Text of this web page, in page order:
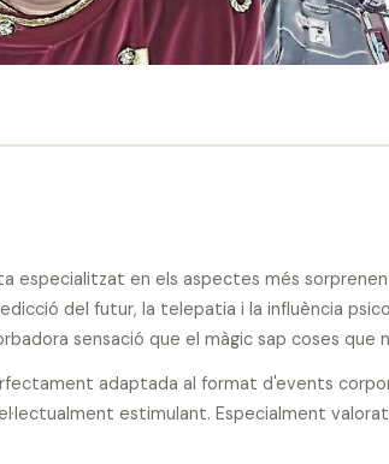
especialitzat en els aspectes més
del futur, la telepatia i la influència
sensació que el màgic sap coses que
adaptada al format d'events
estimulant. Especialment